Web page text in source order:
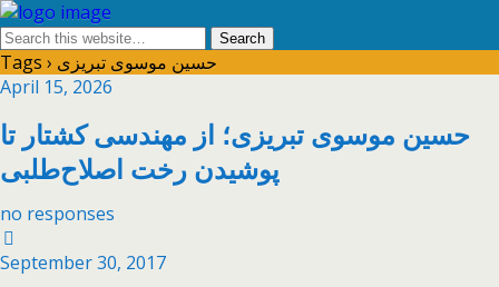
Tags › حسین موسوی تبریزی
April 15, 2026
حسین موسوی تبریزی؛ از مهندسی کشتار تا
پوشیدن رخت اصلاح‌طلبی
no responses
September 30, 2017